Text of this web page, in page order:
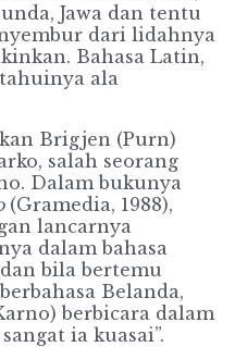
Jawa dan tentu
dari lidahnya
Bahasa Latin,
ala
Brigjen (Purn)
salah seorang
Dalam bukunya
(Gramedia, 1988),
lancarnya
dalam bahasa
bila bertemu
Belanda,
berbicara dalam
ia kuasai”.